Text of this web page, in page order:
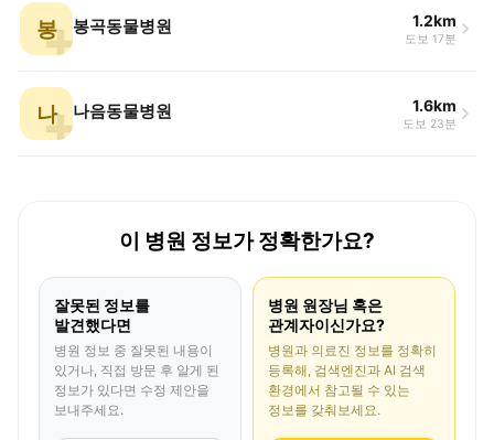
봉 봉곡동물병원 1.2km
도보 17분
나 나음동물병원 1.6km
도보 23분
이 병원 정보가 정확한가요?
잘못된 정보를
발견했다면
병원 정보 중 잘못된 내용이
있거나, 직접 방문 후 알게 된
정보가 있다면 수정 제안을
보내주세요.
병원 원장님 혹은
관계자이신가요?
병원과 의료진 정보를 정확히
등록해, 검색엔진과 AI 검색
환경에서 참고될 수 있는
정보를 갖춰보세요.